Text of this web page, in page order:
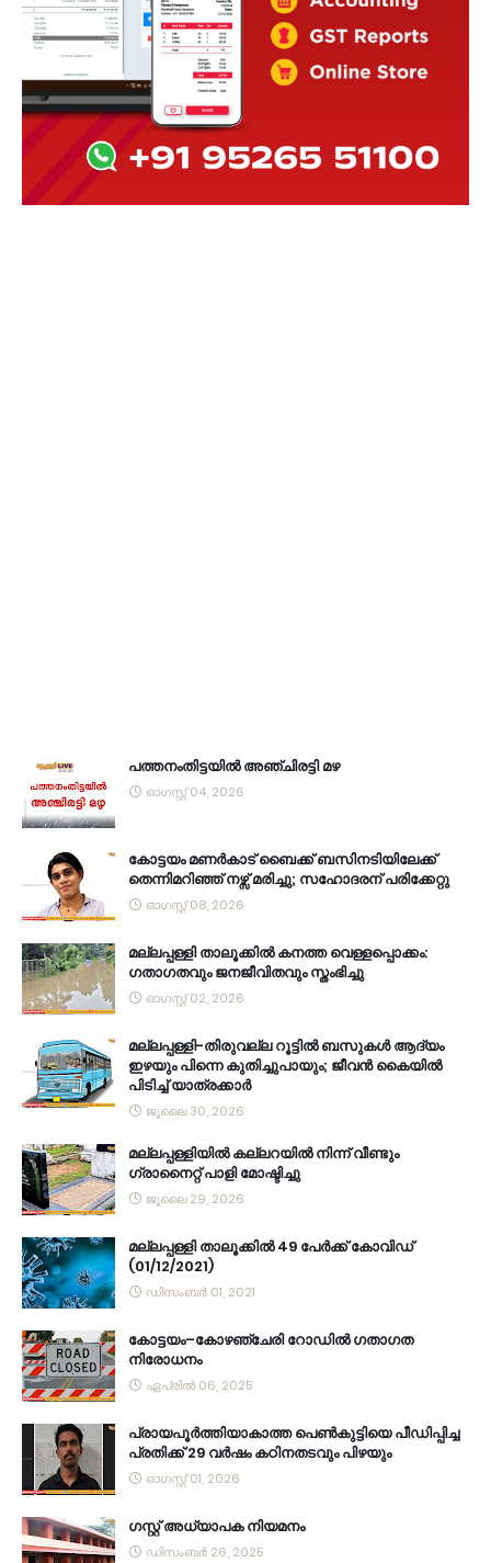
പത്തനംതിട്ടയിൽ അഞ്ചിരട്ടി മഴ
ഓഗസ്റ്റ് 04, 2026
കോട്ടയം മണർകാട് ബൈക്ക് ബസിനടിയിലേക്ക്
തെന്നിമറിഞ്ഞ് നഴ്സ് മരിച്ചു; സഹോദരന് പരിക്കേറ്റു
ഓഗസ്റ്റ് 08, 2026
മല്ലപ്പള്ളി താലൂക്കിൽ കനത്ത വെള്ളപ്പൊക്കം:
ഗതാഗതവും ജനജീവിതവും സ്തംഭിച്ചു
ഓഗസ്റ്റ് 02, 2026
മല്ലപ്പള്ളി-തിരുവല്ല റൂട്ടിൽ ബസുകൾ ആദ്യം
ഇഴയും പിന്നെ കുതിച്ചുപായും; ജീവൻ കൈയിൽ
പിടിച്ച് യാത്രക്കാർ
ജൂലൈ 30, 2026
മല്ലപ്പള്ളിയിൽ കല്ലറയിൽ നിന്ന് വീണ്ടും
ഗ്രാനൈറ്റ് പാളി മോഷ്ടിച്ചു
ജൂലൈ 29, 2026
മല്ലപ്പള്ളി താലൂക്കിൽ 49 പേർക്ക് കോവിഡ്
(01/12/2021)
ഡിസംബർ 01, 2021
കോട്ടയം–കോഴഞ്ചേരി റോഡിൽ ഗതാഗത
നിരോധനം
ഏപ്രിൽ 06, 2025
പ്രായപൂർത്തിയാകാത്ത പെൺകുട്ടിയെ പീഡിപ്പിച്ച
പ്രതിക്ക് 29 വർഷം കഠിനതടവും പിഴയും
ഓഗസ്റ്റ് 01, 2026
ഗസ്റ്റ് അധ്യാപക നിയമനം
ഡിസംബർ 26, 2025